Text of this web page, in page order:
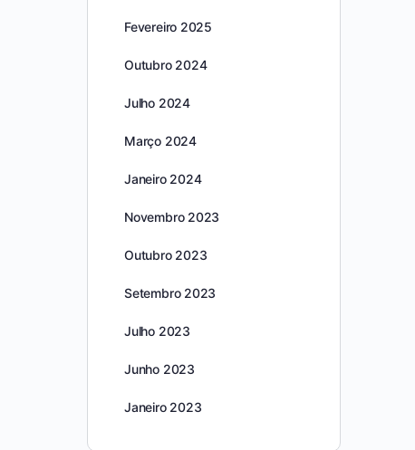
Fevereiro 2025
Outubro 2024
Julho 2024
Março 2024
Janeiro 2024
Novembro 2023
Outubro 2023
Setembro 2023
Julho 2023
Junho 2023
Janeiro 2023